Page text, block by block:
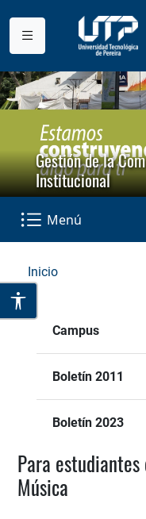
Gestión de la
Institucional
Menú
Inicio
Campus
Boletín 2011
Boletín 2023
Para estudiantes
Música